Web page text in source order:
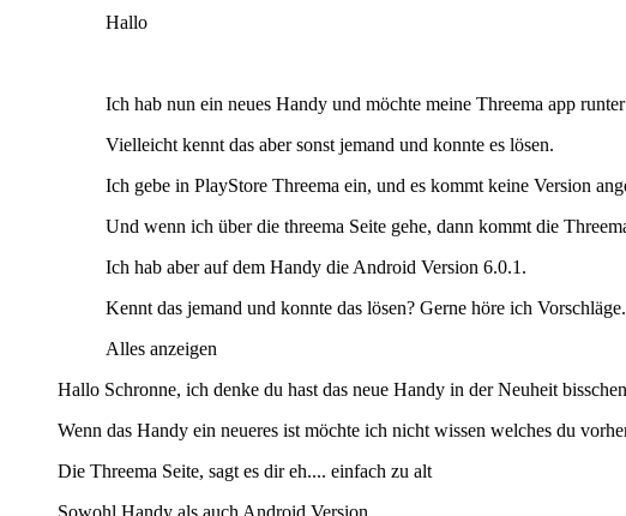
Hallo
Ich hab nun ein neues Handy und möchte meine Threema app
Vielleicht kennt das aber sonst jemand und konnte es lösen.
Ich gebe in PlayStore Threema ein, und es kommt keine Version
Und wenn ich über die threema Seite gehe, dann kommt die
Ich hab aber auf dem Handy die Android Version 6.0.1.
Kennt das jemand und konnte das lösen? Gerne höre ich
Alles anzeigen
Hallo Schronne, ich denke du hast das neue Handy in der Neuheit
Wenn das Handy ein neueres ist möchte ich nicht wissen welches du
Die Threema Seite, sagt es dir eh.... einfach zu alt
Sowohl Handy als auch Android Version...